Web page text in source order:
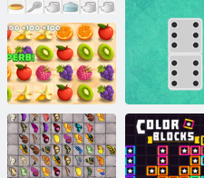
Bucătărie
Mahjong
Dash suculent